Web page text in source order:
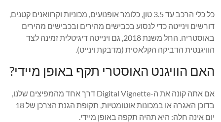
כל כלי הרכב עד 3.5 טון, כלומר אופנועים, מכוניות וקרוואנים קטנים,
דורשים וינייטה כדי לנסוע בכבישים מהירים ובכבישים מהירים
באוסטריה. החל משנת 2018, גם וינייטה דיגיטלית זמינה לצד
הוויגנטית הדביקה הקלאסית (מדבקת וינייט).
האם הוויגנט האוסטרי תקף באופן מיידי?
אם אתה קונה את ה-Digital Vignette דרך אחד מהמפיצים שלנו,
בדוכן האגרה או במכונות אוטומטיות, תקופת הגנת הצרכן של 18
יום אינה חלה: היא תהיה תקפה באופן מיידי.